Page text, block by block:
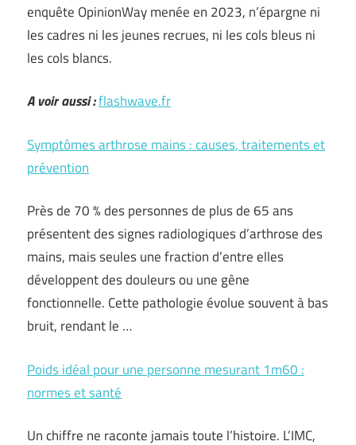
enquête OpinionWay menée en 2023, n’épargne ni
les cadres ni les jeunes recrues, ni les cols bleus ni
les cols blancs.
A voir aussi :flashwave.fr
Symptômes arthrose mains : causes, traitements et
prévention
Près de 70 % des personnes de plus de 65 ans
présentent des signes radiologiques d’arthrose des
mains, mais seules une fraction d’entre elles
développent des douleurs ou une gêne
fonctionnelle. Cette pathologie évolue souvent à bas
bruit, rendant le …
Poids idéal pour une personne mesurant 1m60 :
normes et santé
Un chiffre ne raconte jamais toute l’histoire. L’IMC,